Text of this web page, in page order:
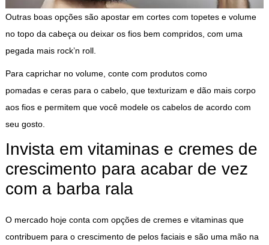
Outras boas opções são apostar em cortes com topetes e volume
no topo da cabeça ou deixar os fios bem compridos, com uma
pegada mais rock’n roll.
Para caprichar no volume, conte com produtos como
pomadas e ceraspara o cabelo, que texturizam e dão mais corpo
aos fios e permitem que você modele os cabelos de acordo com
seu gosto.
Invista em vitaminas e cremes de
crescimento para acabar de vez
com a barba rala
O mercado hoje conta com opções de cremes e vitaminas que
contribuem para o crescimento de pelos faciais e são uma mão na